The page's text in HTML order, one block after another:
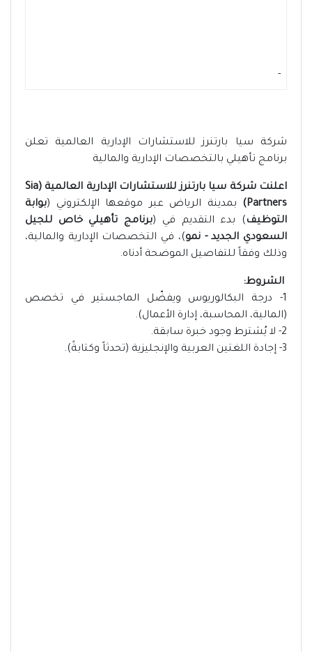
-
شركة سيا بارتنرز للاستشارات الإدارية العالمية تعلن
برنامج تأهيلي بالتخصصات الإدارية والمالية
اعلنت شركة سيا بارتنرز للاستشارات الإدارية العالمية (Sia
Partners)
بمدينة الرياض عبر موقعها الإلكتروني (بوابة
التوظيف) بدء التقديم في (برنامج تأهيلي خاص للجيل
السعودي الجديد - نمو)، في التخصصات الإدارية والمالية،
وذلك وفقاً للتفاصيل الموضحة أدناه.
الشروط:
1- درجة البكالوريوس ويفضّل الماجستير في تخصص
(المالية، المحاسبة، إدارة الأعمال).
2- لا يُشترط وجود خبرة سابقة.
3- إجادة اللغتين العربية والإنجليزية (تحدثاً وكتابةً).